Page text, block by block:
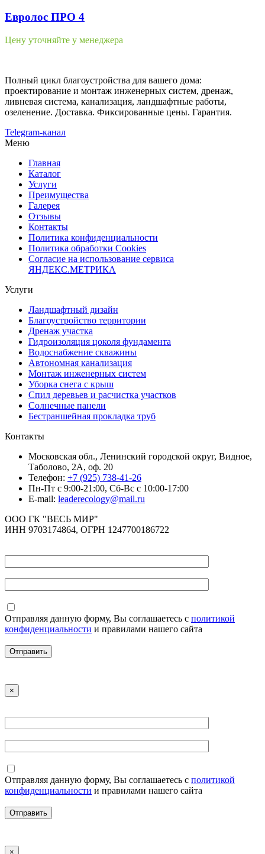
Евролос ПРО 4
Цену уточняйте у менеджера
Полный цикл благоустройства для вашего дома:
проектирование и монтаж инженерных систем, дренаж,
ливневая система, канализация, ландшафтные работы,
озеленение. Доставка. Фиксированные цены. Гарантия.
Telegram-канал
Меню
Главная
Каталог
Услуги
Преимущества
Галерея
Отзывы
Контакты
Политика конфиденциальности
Политика обработки Cookies
Согласие на использование сервиса
ЯНДЕКС.МЕТРИКА
Услуги
Ландшафтный дизайн
Благоустройство территории
Дренаж участка
Гидроизоляция цоколя фундамента
Водоснабжение скважины
Автономная канализация
Монтаж инженерных систем
Уборка снега с крыш
Спил деревьев и расчистка участков
Солнечные панели
Бестраншейная прокладка труб
Контакты
Московская обл., Ленинский городской округ, Видное,
Таболово, 2А, оф. 20
Телефон: +7 (925) 738-41-26
Пн-Пт с 9:00-21:00, Сб-Вс с 10:00-17:00
E-mail: leaderecology@mail.ru
ООО ГК "ВЕСЬ МИР"
ИНН 9703174864, ОГРН 1247700186722
Отправляя данную форму, Вы соглашаетесь с политикой
конфиденциальности и правилами нашего сайта
×
Отправляя данную форму, Вы соглашаетесь с политикой
конфиденциальности и правилами нашего сайта
×